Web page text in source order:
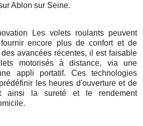
Ablon sur Seine.
Les volets roulants peuvent
encore plus de confort et de
avancées récentes, il est faisable
motorisés à distance, via une
appli portatif. Ces technologies
les heures d'ouverture et de
ainsi la sureté et le rendement